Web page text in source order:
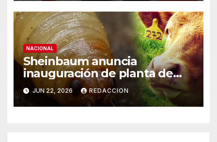
NACIONAL
Sheinbaum anuncia
inauguración de planta de
mosca para combatir gusano
barrenador el viernes;
ganaderos “le dieron la
JUN 22, 2026 REDACCION